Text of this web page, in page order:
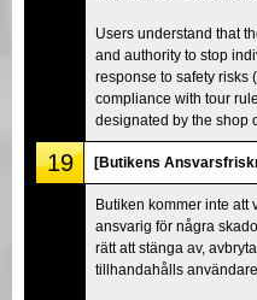
Users understand that
and authority to stop
response to safety risks
compliance with tour
designated by the shop
19 [Butikens
Butiken kommer inte att
ansvarig för några
rätt att stänga av,
tillhandahålls